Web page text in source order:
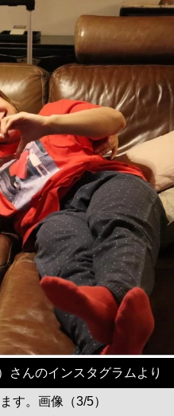
さんのインスタグラムより
す。画像（3/5）